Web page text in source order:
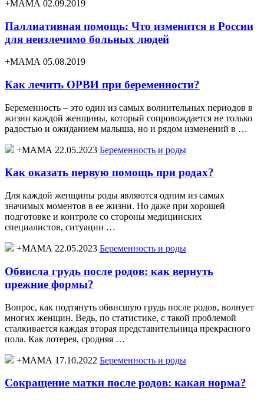
+МАМА 02.09.2019
Паллиативная помощь: Что изменится в России
для неизлечимо больных людей
+МАМА 05.08.2019
Как лечить ОРВИ при беременности?
Беременность – это один из самых волнительных периодов в
жизни каждой женщины, который сопровождается не только
радостью и ожиданием малыша, но и рядом изменений в …
+МАМА 22.05.2023 Беременность и роды
Как оказать первую помощь при родах?
Для каждой женщины роды являются одним из самых
значимых моментов в ее жизни. Но даже при хорошей
подготовке и контроле со стороны медицинских
специалистов, ситуации …
+МАМА 22.05.2023 Беременность и роды
Обвисла грудь после родов: как вернуть
прежние формы?
Вопрос, как подтянуть обвисшую грудь после родов, волнует
многих женщин. Ведь, по статистике, с такой проблемой
сталкивается каждая вторая представительница прекрасного
пола. Как лотерея, сродняя …
+МАМА 17.10.2022 Беременность и роды
Сокращение матки после родов: какая норма?